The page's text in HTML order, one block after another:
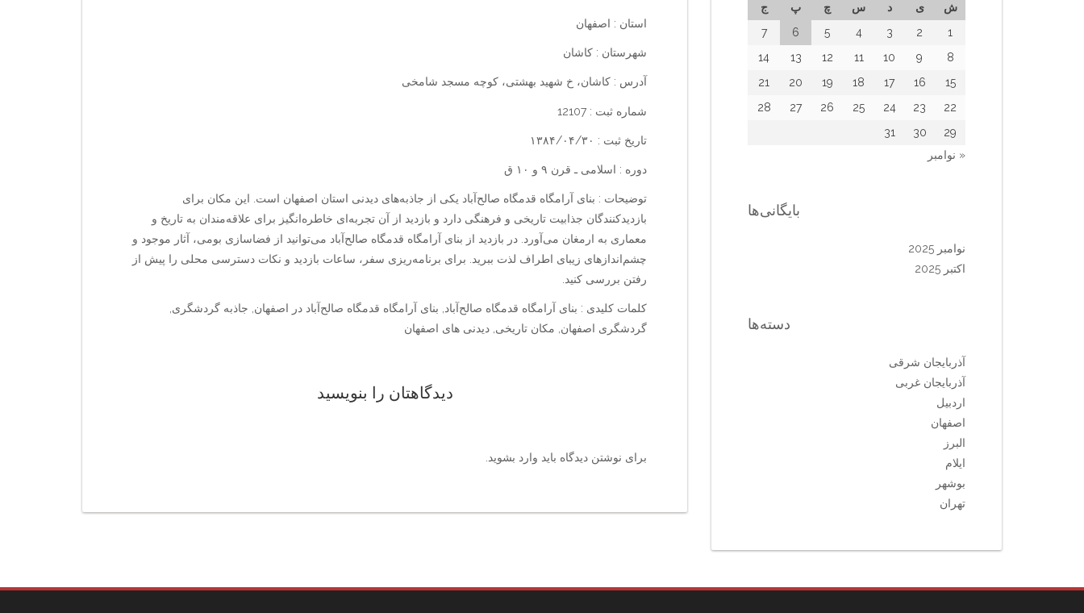
استان : اصفهان
شهرستان : کاشان
آدرس : کاشان، خ شهید بهشتی، کوچه مسجد شامخی
شماره ثبت : 12107
تاریخ ثبت : ۱۳۸۴/۰۴/۳۰
دوره : اسلامی ـ قرن ۹ و ۱۰ ق
توضیحات : بنای آرامگاه قدمگاه صالح‌آباد یکی از جاذبه‌های دیدنی استان اصفهان است. این مکان برای
بازدیدکنندگان جذابیت تاریخی و فرهنگی دارد و بازدید از آن تجربه‌ای خاطره‌انگیز برای علاقه‌مندان به تاریخ و
معماری به ارمغان می‌آورد. در بازدید از بنای آرامگاه قدمگاه صالح‌آباد می‌توانید از فضاسازی بومی، آثار موجود و
چشم‌اندازهای زیبای اطراف لذت ببرید. برای برنامه‌ریزی سفر، ساعات بازدید و نکات دسترسی محلی را پیش از
رفتن بررسی کنید.
کلمات کلیدی : بنای آرامگاه قدمگاه صالح‌آباد, بنای آرامگاه قدمگاه صالح‌آباد در اصفهان, جاذبه گردشگری,
گردشگری اصفهان, مکان تاریخی, دیدنی های اصفهان
دیدگاهتان را بنویسید
برای نوشتن دیدگاه باید وارد بشوید.
ش ی د س چ پ
ج
1
2
3
4
5
6
7
8
9
10
11
12
13
14
15
16
17
18
19
20
21
22
23
24
25
26
27
28
29
30
31
« نوامبر
بایگانی‌ها
نوامبر 2025
اکتبر 2025
دسته‌ها
آذربایجان شرقی
آذربایجان غربی
اردبیل
اصفهان
البرز
ایلام
بوشهر
تهران